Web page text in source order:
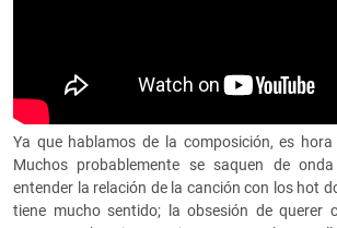
Ya que hablamos de la composición, es
Muchos probablemente se saquen de
entender la relación de la canción con los hot
tiene mucho sentido; la obsesión de querer